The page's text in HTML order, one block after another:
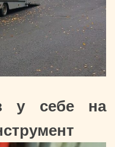
у себе на